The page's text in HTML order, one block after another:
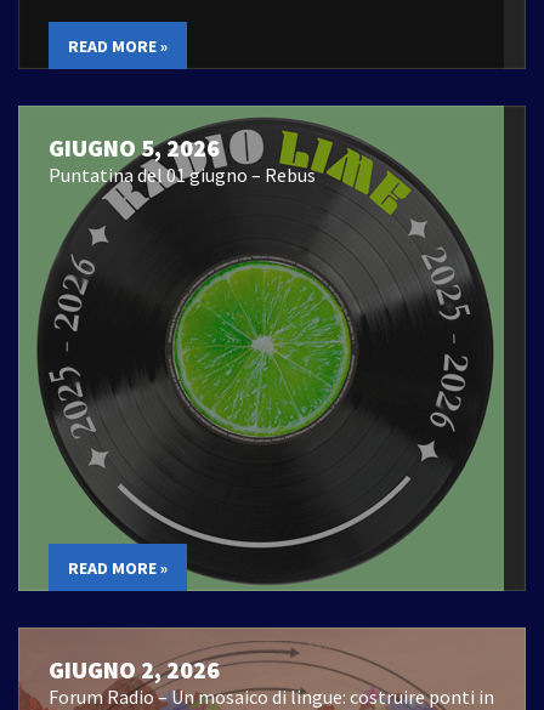
READ MORE »
GIUGNO 5, 2026
Puntatina del 01 giugno – Rebus
READ MORE »
GIUGNO 2, 2026
Forum Radio – Un mosaico di lingue: costruire ponti in